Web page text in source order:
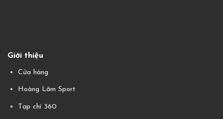
Giới thiệu
Cửa hàng
Hoàng Lâm Sport
Tạp chí 360